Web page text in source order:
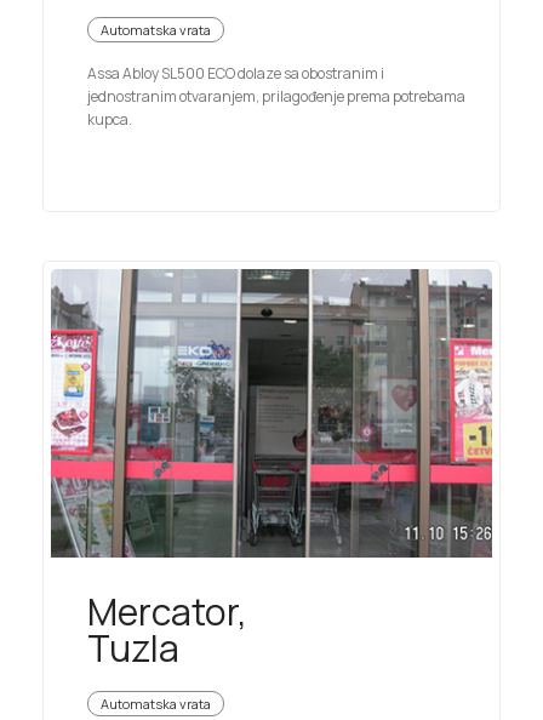
Automatska vrata
Assa Abloy SL500 ECO dolaze sa obostranim i
jednostranim otvaranjem, prilagođenje prema potrebama
kupca.
Mercator,
Tuzla
Automatska vrata